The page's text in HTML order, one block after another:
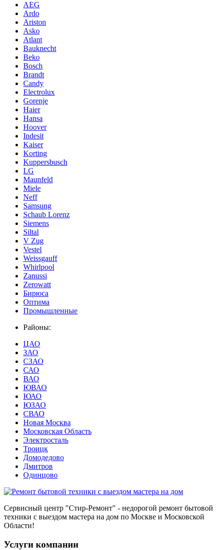
AEG
Ardo
Ariston
Asko
Atlant
Bauknecht
Beko
Bosch
Brandt
Candy
Electrolux
Gorenje
Haier
Hansa
Hoover
Indesit
Kaiser
Korting
Kuppersbusch
LG
Maunfeld
Miele
Neff
Samsung
Schaub Lorenz
Siemens
Siltal
V Zug
Vestel
Weissgauff
Whirlpool
Zanussi
Zerowatt
Бирюса
Оптима
Промышленные
Районы:
ЦАО
ЗАО
СЗАО
САО
ВАО
ЮВАО
ЮАО
ЮЗАО
СВАО
Новая Москва
Московская Область
Электросталь
Троицк
Домодедово
Дмитров
Одинцово
Сервисный центр "Стир-Ремонт" - недорогой ремонт бытовой
техники с выездом мастера на дом по Москве и Московской
Области!
Услуги компании